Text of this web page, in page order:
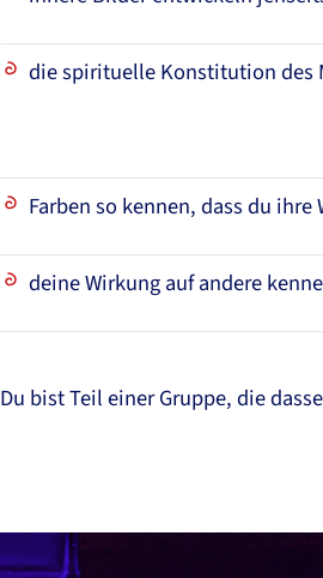
die spirituelle Konstitution des
Farben so kennen, dass du
deine Wirkung auf andere
Du bist Teil einer Gruppe, die